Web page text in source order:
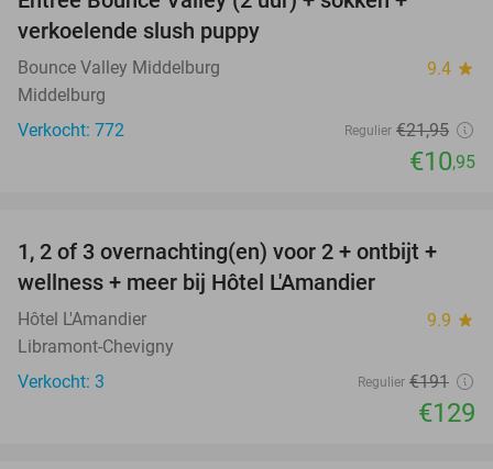
verkoelende slush puppy
Bounce Valley Middelburg 9.4 star
Middelburg
Verkocht: 772
Regulier €21,95
€10,95
32%
TODAY
1, 2 of 3 overnachting(en) voor 2 + ontbijt +
wellness + meer bij Hôtel L'Amandier
Hôtel L'Amandier 9.9 star
Libramont-Chevigny
Verkocht: 3
Regulier €191
€129